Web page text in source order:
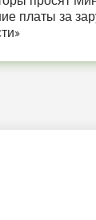
платы за